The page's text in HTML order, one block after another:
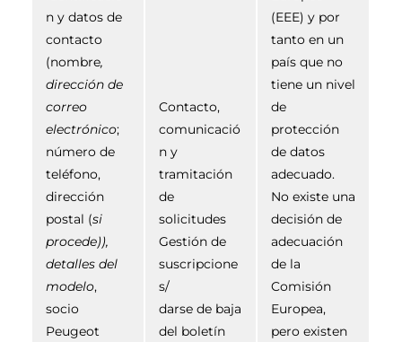
n y datos de
contacto
(nombre,
dirección de
correo
electrónico;
número de
teléfono,
dirección
postal (si
procede)),
detalles del
modelo,
socio
Peugeot
Contacto,
comunicació
n y
tramitación
de
solicitudes
Gestión de
suscripcione
s/
darse de baja
del boletín
(EEE) y por
tanto en un
país que no
tiene un nivel
de
protección
de datos
adecuado.
No existe una
decisión de
adecuación
de la
Comisión
Europea,
pero existen